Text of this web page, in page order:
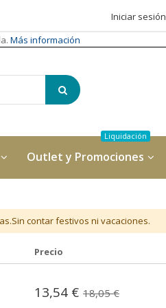
Iniciar sesión
Más información
Outlet y Promociones
contar festivos ni vacaciones.
Precio
13,54 € 18,05 €